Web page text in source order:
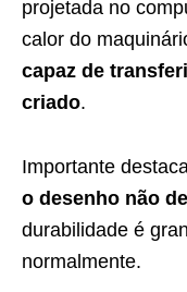
projetada no
calor do
capaz de
criado.
Importante
o desenho não
durabilidade é
normalmente.